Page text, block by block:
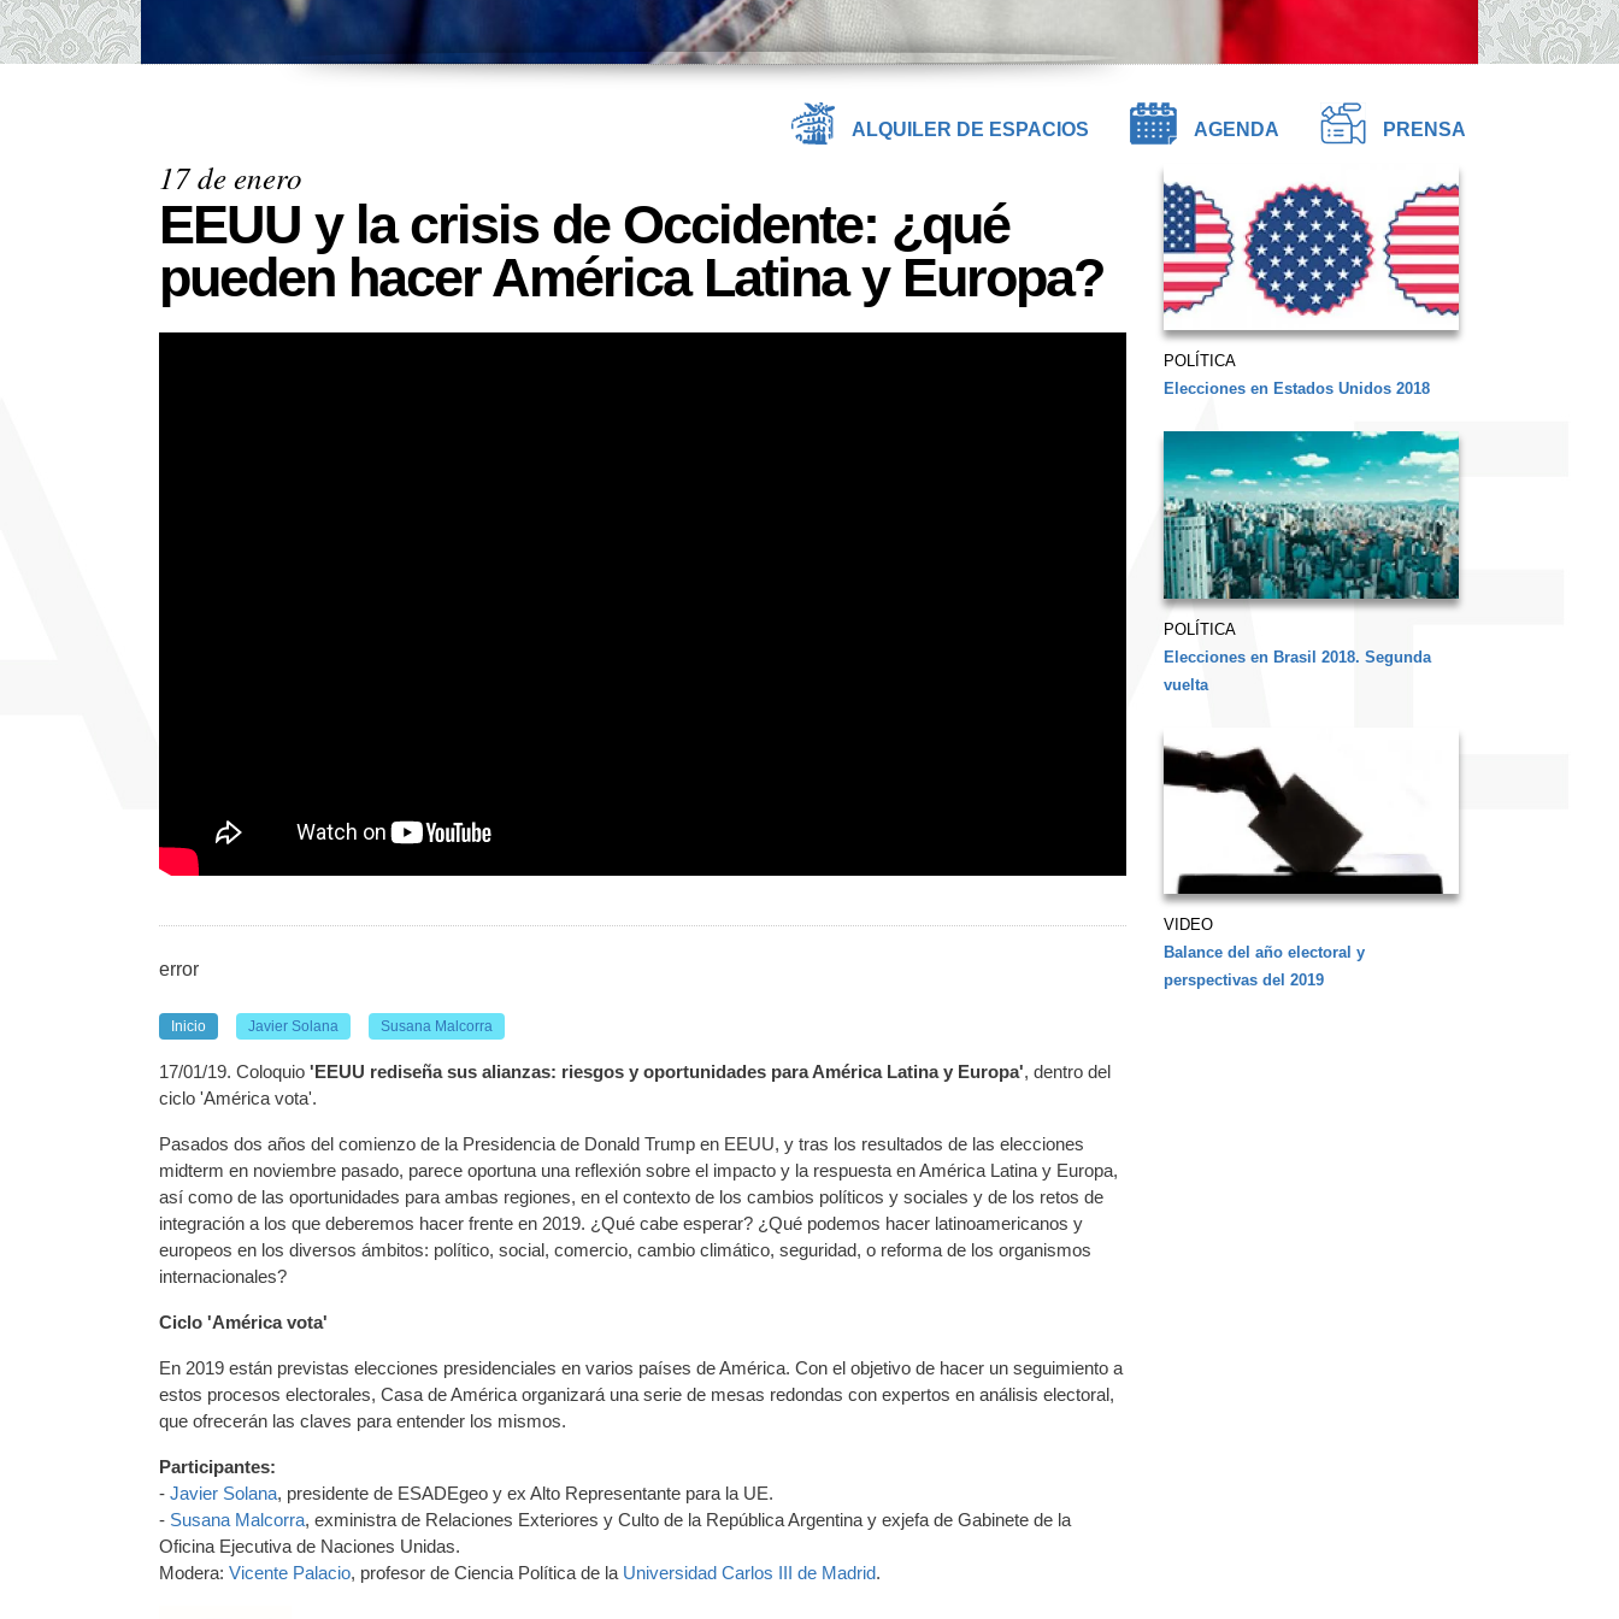
ALQUILER DE ESPACIOS AGENDA PRENSA
17 de enero
EEUU y la crisis de Occidente: ¿qué
pueden hacer América Latina y Europa?
error
Inicio Javier Solana Susana Malcorra
17/01/19. Coloquio 'EEUU rediseña sus alianzas: riesgos y oportunidades para América Latina y Europa', dentro del
ciclo 'América vota'.
Pasados dos años del comienzo de la Presidencia de Donald Trump en EEUU, y tras los resultados de las elecciones
midterm en noviembre pasado, parece oportuna una reflexión sobre el impacto y la respuesta en América Latina y Europa,
así como de las oportunidades para ambas regiones, en el contexto de los cambios políticos y sociales y de los retos de
integración a los que deberemos hacer frente en 2019. ¿Qué cabe esperar? ¿Qué podemos hacer latinoamericanos y
europeos en los diversos ámbitos: político, social, comercio, cambio climático, seguridad, o reforma de los organismos
internacionales?
Ciclo 'América vota'
En 2019 están previstas elecciones presidenciales en varios países de América. Con el objetivo de hacer un seguimiento a
estos procesos electorales, Casa de América organizará una serie de mesas redondas con expertos en análisis electoral,
que ofrecerán las claves para entender los mismos.
Participantes:
- Javier Solana, presidente de ESADEgeo y ex Alto Representante para la UE.
- Susana Malcorra, exministra de Relaciones Exteriores y Culto de la República Argentina y exjefa de Gabinete de la
Oficina Ejecutiva de Naciones Unidas.
Modera: Vicente Palacio, profesor de Ciencia Política de la Universidad Carlos III de Madrid.
POLÍTICA
Elecciones en Estados Unidos 2018
POLÍTICA
Elecciones en Brasil 2018. Segunda
vuelta
VIDEO
Balance del año electoral y
perspectivas del 2019